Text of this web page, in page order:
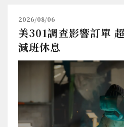
2026/08/06
美301調查影響訂單
減班休息